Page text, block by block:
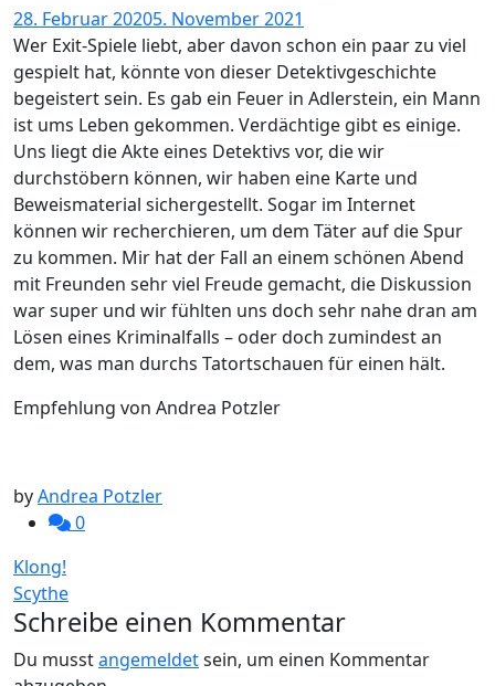
28. Februar 20205. November 2021
Wer Exit-Spiele liebt, aber davon schon ein paar zu viel
gespielt hat, könnte von dieser Detektivgeschichte
begeistert sein. Es gab ein Feuer in Adlerstein, ein Mann
ist ums Leben gekommen. Verdächtige gibt es einige.
Uns liegt die Akte eines Detektivs vor, die wir
durchstöbern können, wir haben eine Karte und
Beweismaterial sichergestellt. Sogar im Internet
können wir recherchieren, um dem Täter auf die Spur
zu kommen. Mir hat der Fall an einem schönen Abend
mit Freunden sehr viel Freude gemacht, die Diskussion
war super und wir fühlten uns doch sehr nahe dran am
Lösen eines Kriminalfalls – oder doch zumindest an
dem, was man durchs Tatortschauen für einen hält.
Empfehlung von Andrea Potzler
byAndrea Potzler
0
Beitragsnavigation
Klong!
Scythe
Schreibe einen Kommentar
Du musstangemeldetsein, um einen Kommentar